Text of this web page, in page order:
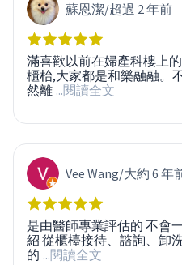
蘇恩潔/超過 2 年前
滿喜歡以前在婦產科樓上
櫃枱,大家都是和樂融融。
然離 ...閱讀全文
Vee Wang/大約 6 年
是由醫師專業評估的 不會
紹 從櫃檯接待、諮詢、卸
的 ...閱讀全文